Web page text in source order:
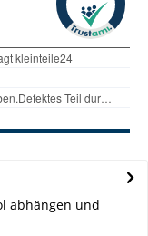
abhängen und